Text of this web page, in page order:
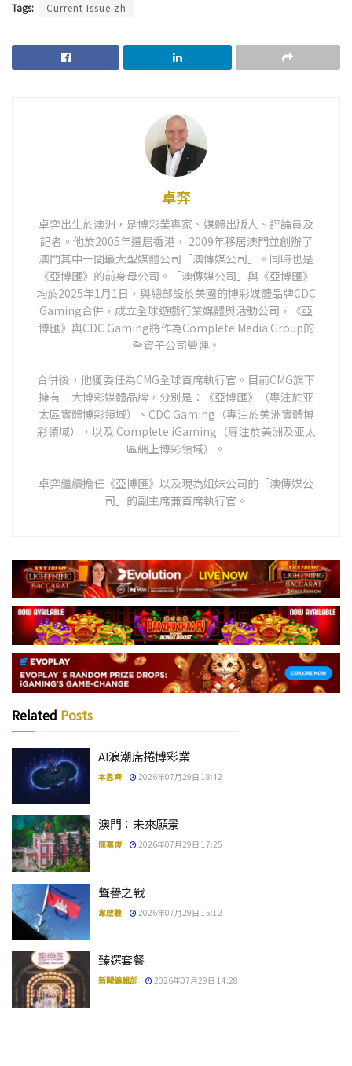
Tags: Current Issue zh
卓弈
卓弈出生於澳洲，是博彩業專家、媒體出版人、評論員及
記者。他於2005年遷居香港， 2009年移居澳門並創辦了
澳門其中一間最大型媒體公司「澳傳媒公司」。同時也是
《亞博匯》的前身母公司。「澳傳媒公司」與《亞博匯》
均於2025年1月1日，與總部設於美國的博彩媒體品牌CDC
Gaming合併，成立全球遊戲行業媒體與活動公司，《亞
博匯》與CDC Gaming將作為Complete Media Group的
全資子公司營運。
合併後，他獲委任為CMG全球首席執行官。目前CMG旗下
擁有三大博彩媒體品牌，分別是：《亞博匯》（專注於亚
太區實體博彩領域）、CDC Gaming（專注於美洲實體博
彩領域），以及 Complete iGaming（專注於美洲及亚太
區網上博彩領域）。
卓弈繼續擔任《亞博匯》以及現為姐妹公司的「澳傳媒公
司」的副主席兼首席執行官。
Related Posts
AI浪潮席捲博彩業
本思齊 2026年07月29日 18:42
澳門：未來願景
陳嘉俊 2026年07月29日 17:25
聲譽之戰
韋啟羲 2026年07月29日 15:12
臻選套餐
新聞編輯部 2026年07月29日 14:28